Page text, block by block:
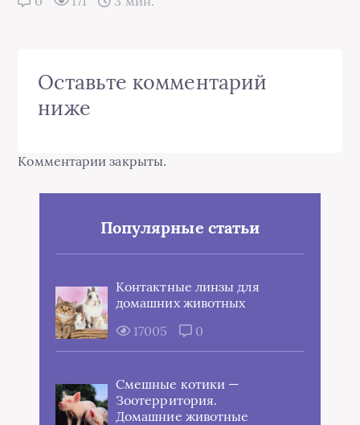
Оставьте комментарий
ниже
Комментарии закрыты.
Популярные статьи
Контактные линзы для
домашних животных
17005
0
Смешные котики —
Зоотерритория.
Домашние животные